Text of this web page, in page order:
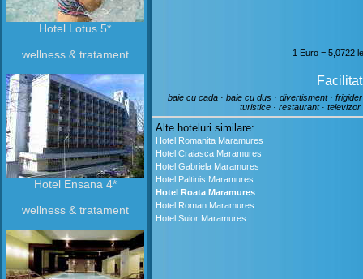
Hotel Lotus 5*
wellness & tratament
Hotel Ensana 4*
wellness & tratament
1 Euro = 5,0722
baie cu cada · baie cu dus · divertisment ·
turistice · restaurant ·
Alte hoteluri similare:
Hotel Romanita Maramures
Hotel Craiasca Maramures
Hotel Gabriela Maramures
Hotel Paltinis Maramures
Hotel Roata Maramures
Hotel Roman Maramures
Hotel Suior Maramures